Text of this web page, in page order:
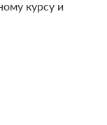
курсу и